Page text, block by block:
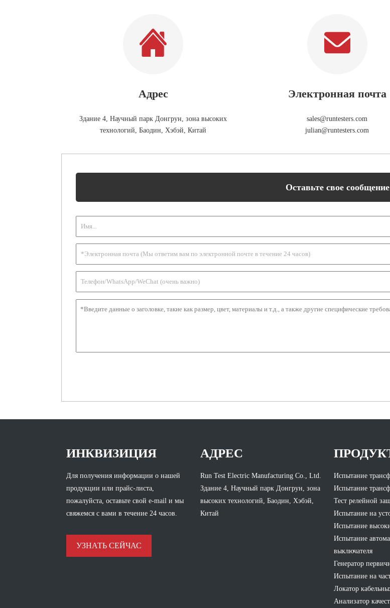
Адрес
Здание 4, Научный парк Донгрун, зона высоких
технологий, Баодин, Хэбэй, Китай
Электронная почта
sales@runtesters.com
julian@runtesters.com
Оставьте свое сообщение
ИНКВИЗИЦИЯ
Для получения информации о нашей
продукции или прайс-листа,
пожалуйста, оставьте свой e-mail и мы
свяжемся с вами в течение 24 часов.
УЗНАТЬ СЕЙЧАС
АДРЕС
Run Test Electric Manufacturing Co., Ltd.
Здание 4, Научный парк Донгрун, зона
высоких технологий, Баодин, Хэбэй,
Китай
Испытание
Испытание
Тест релейной
Испытание на
Испытание
Испытание
выключателя
Генератор
Испытание на
Локатор
Анализатор